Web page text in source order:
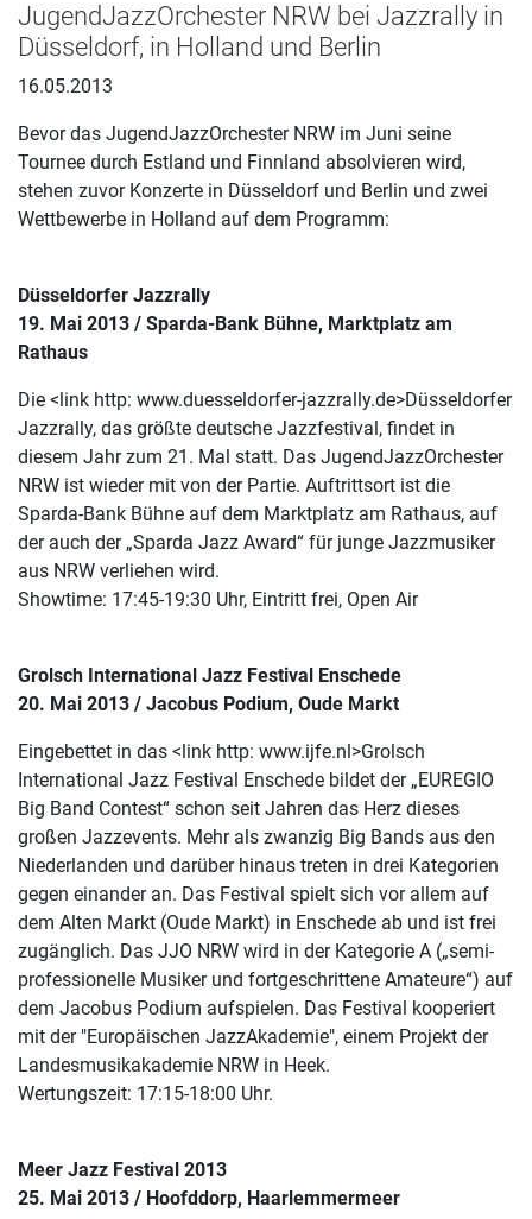
JugendJazzOrchester NRW bei Jazzrally in
Düsseldorf, in Holland und Berlin
16.05.2013
Bevor das JugendJazzOrchester NRW im Juni seine
Tournee durch Estland und Finnland absolvieren wird,
stehen zuvor Konzerte in Düsseldorf und Berlin und zwei
Wettbewerbe in Holland auf dem Programm:
Düsseldorfer Jazzrally
19. Mai 2013 / Sparda-Bank Bühne, Marktplatz am
Rathaus
Die <link http: www.duesseldorfer-jazzrally.de>Düsseldorfer
Jazzrally, das größte deutsche Jazzfestival, findet in
diesem Jahr zum 21. Mal statt. Das JugendJazzOrchester
NRW ist wieder mit von der Partie. Auftrittsort ist die
Sparda-Bank Bühne auf dem Marktplatz am Rathaus, auf
der auch der „Sparda Jazz Award“ für junge Jazzmusiker
aus NRW verliehen wird.
Showtime: 17:45-19:30 Uhr, Eintritt frei, Open Air
Grolsch International Jazz Festival Enschede
20. Mai 2013 / Jacobus Podium, Oude Markt
Eingebettet in das <link http: www.ijfe.nl>Grolsch
International Jazz Festival Enschede bildet der „EUREGIO
Big Band Contest“ schon seit Jahren das Herz dieses
großen Jazzevents. Mehr als zwanzig Big Bands aus den
Niederlanden und darüber hinaus treten in drei Kategorien
gegen einander an. Das Festival spielt sich vor allem auf
dem Alten Markt (Oude Markt) in Enschede ab und ist frei
zugänglich. Das JJO NRW wird in der Kategorie A („semi-
professionelle Musiker und fortgeschrittene Amateure“) auf
dem Jacobus Podium aufspielen. Das Festival kooperiert
mit der "Europäischen JazzAkademie", einem Projekt der
Landesmusikakademie NRW in Heek.
Wertungszeit: 17:15-18:00 Uhr.
Meer Jazz Festival 2013
25. Mai 2013 / Hoofddorp, Haarlemmermeer